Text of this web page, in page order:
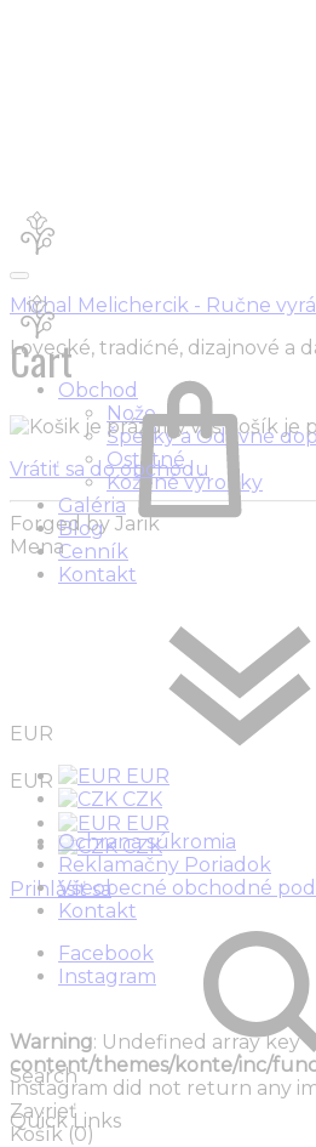
Michal Melichercik - Ručne
Lovecké, tradićné, dizajnové a
Obchod
Nože
Šperky a Odevné
Ostatné
Kožené výrobky
Galéria
Blog
Cenník
Kontakt
EUR
EUR
CZK
Prihlásiť sa
Search
Quick Links
Cart
Váš košík je
Vrátiť sa do obchodu
Forged by Jarik
Mena
EUR
EUR
CZK
Ochrana súkromia
Reklamačny Poriadok
Všeobecné obchodné
Kontakt
Facebook
Instagram
Warning: Undefined array key
content/themes/konte/inc/
Instagram did not return any
Zavrieť
Košík(0)